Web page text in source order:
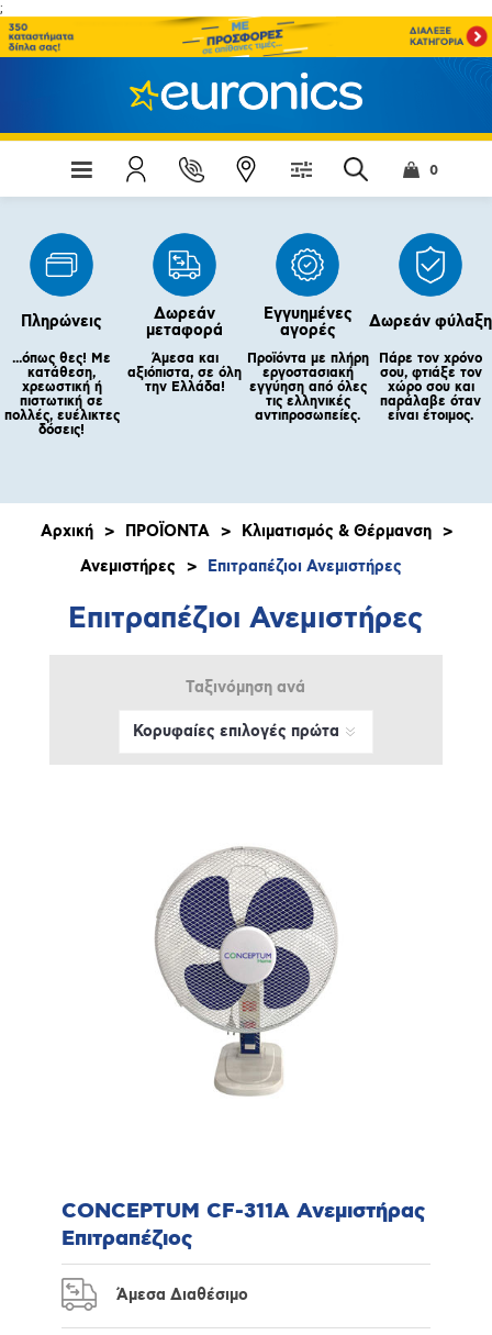
;
0
Πληρώνεις
...όπως θες! Με
κατάθεση,
χρεωστική ή
πιστωτική σε
πολλές, ευέλικτες
δόσεις!
Δωρεάν
μεταφορά
Άμεσα και
αξιόπιστα, σε όλη
την Ελλάδα!
Εγγυημένες
αγορές
Προϊόντα με πλήρη
εργοστασιακή
εγγύηση από όλες
τις ελληνικές
αντιπροσωπείες.
Δωρεάν φύλαξη
Πάρε τον χρόνο
σου, φτιάξε τον
χώρο σου και
παράλαβε όταν
είναι έτοιμος.
Αρχική > ΠΡΟΪΟΝΤΑ > Κλιματισμός & Θέρμανση >
Ανεμιστήρες
> Επιτραπέζιοι Ανεμιστήρες
Επιτραπέζιοι Ανεμιστήρες
Ταξινόμηση ανά
CONCEPTUM CF-311A Ανεμιστήρας
Επιτραπέζιος
Άμεσα Διαθέσιμο